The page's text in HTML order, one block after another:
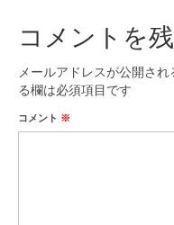
コメントを
メールアドレスが公開され
る欄は必須項目です
コメント ※